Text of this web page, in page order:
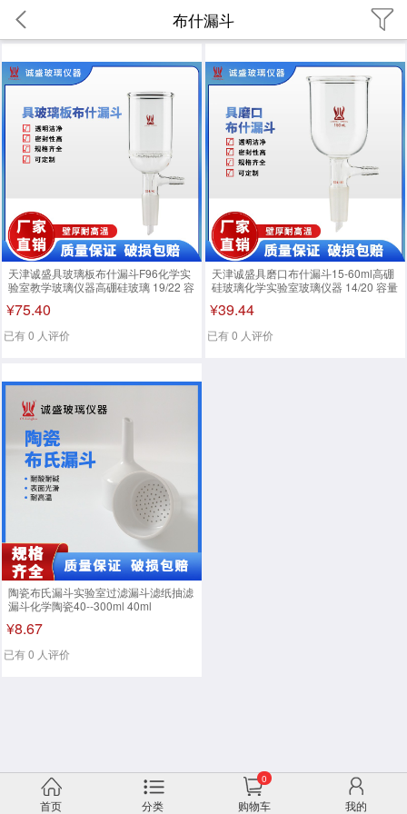
布什漏斗
首页 分类
0
购物车 我的
天津诚盛具玻璃板布什漏斗F96化学实
验室教学玻璃仪器高硼硅玻璃 19/22 容
¥75.40
已有 0 人评价
天津诚盛具磨口布什漏斗15-60ml高硼
硅玻璃化学实验室玻璃仪器 14/20 容量
¥39.44
已有 0 人评价
陶瓷布氏漏斗实验室过滤漏斗滤纸抽滤
漏斗化学陶瓷40--300ml 40ml
¥8.67
已有 0 人评价